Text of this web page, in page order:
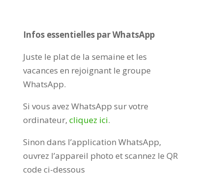
Infos essentielles par WhatsApp
Juste le plat de la semaine et les
vacances en rejoignant le groupe
WhatsApp.
Si vous avez WhatsApp sur votre
ordinateur,cliquez ici.
Sinon dans l’application WhatsApp,
ouvrez l’appareil photo et scannez le QR
code ci-dessous